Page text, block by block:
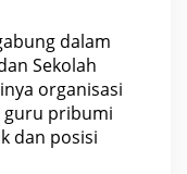
dalam
Sekolah
organisasi
pribumi
dan posisi